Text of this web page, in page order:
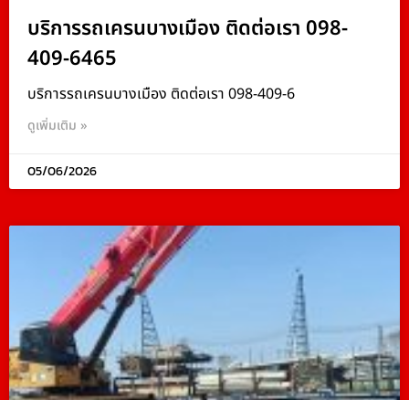
บริการรถเครนบางเมือง ติดต่อเรา 098-
409-6465
บริการรถเครนบางเมือง ติดต่อเรา 098-409-6
ดูเพิ่มเติม »
05/06/2026